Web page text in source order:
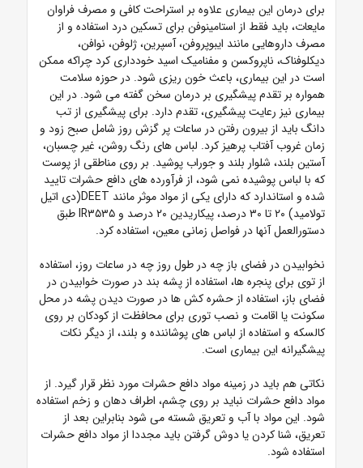
برای درمان این بیماری علاوه بر استراحت کافی و مصرف فراوان
مایعات، باید فقط از استامینوفن برای تسکین درد استفاده و از
مصرف داروهایی مانند ایبوپروفن، آسپرین، ژلوفن، نوافن،
دیکلوفناک، ناپروکسن و مفنامیک اسید خودداری کرد چراکه ممکن
است در این بیماری، باعث خون ریزی شود. در حوزه سلامت
همواره بر تقدم پیشگیری بر درمان سخن گفته می شود. در این
بیماری نیز رعایت پیشگیری، تقدم دارد. برای پیشگیری از تب
دانگ باید از بیرون رفتن در ساعات پر گزش روز شامل صبح زود و
زمان غروب آفتاب پرهیز کرد. لباس های رنگ روشن، غیر چسبان،
آستین بلند، شلوار بلند و جوراب پوشید. بر روی مناطقی از پوست
که با لباس پوشیده نمی شود، از فرآورده های دافع حشرات تایید
شده و استاندارد که دارای یکی از مواد موثر مانند DEET(دی اتیل
تولامید) ۲۰ تا ۳۰ درصد، پیکاریدین ۲۰ درصد و IR۳۵۳۵ طبق
دستورالعمل آنها در فواصل زمانی معین، استفاده کرد.
نخوابیدن در فضای باز چه در طول روز چه در ساعات روز، استفاده
از توی برای پنجره ها، استفاده از پشه بند در صورت خوابیدن در
فضای باز، استفاده از حشره کش ها در صورت دیدن پشه در محل
سکونت یا اقامت و نصب توری برای محافظت از کودکان بر روی
کالسکه و استفاده از لباس های پوشاننده و بلند، از دیگر نکات
پیشگیرانه این بیماری است.
نکاتی هم باید در زمینه مواد دافع حشرات مورد نظر قرار گیرد. از
مواد دافع حشرات نباید بر روی چشم، اطراف دهان و زخم استفاده
شود. این مواد با آب و تعریق شسته می شود بنابراین بعد از
تعریق، شنا کردن یا دوش گرفتن باید مجددا از مواد دافع حشرات
استفاده شود.